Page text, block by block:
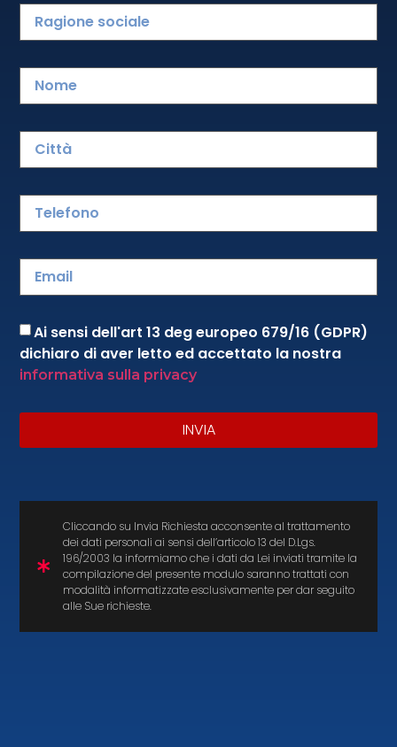
Product Details
Via Prato, 23 – 51031 Agliana (Pistoia)
Italy
Ai sensi dell'art 13 deg europeo 679/16 (GDPR)
dichiaro di aver letto ed accettato la nostra
informativa sulla privacy
INVIA
Cliccando su Invia Richiesta acconsente al trattamento
dei dati personali ai sensi dell’articolo 13 del D.Lgs.
196/2003 la informiamo che i dati da Lei inviati tramite la
compilazione del presente modulo saranno trattati con
modalità informatizzate esclusivamente per dar seguito
alle Sue richieste.